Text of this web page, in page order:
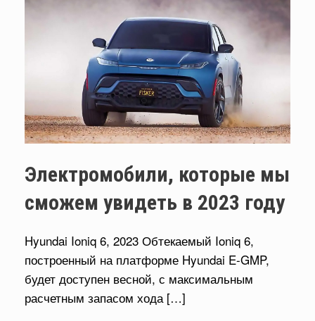
Электромобили, которые мы
сможем увидеть в 2023 году
Hyundai Ioniq 6, 2023 Обтекаемый Ioniq 6,
построенный на платформе Hyundai E-GMP,
будет доступен весной, с максимальным
расчетным запасом хода […]